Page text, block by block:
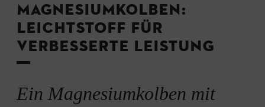
MAGNESIUMKOLBEN:
LEICHTSTOFF FÜR
VERBESSERTE LEISTUNG
Ein Magnesiumkolben mit
Neue Technologie: Magnesiumkolben
STIHL MS 400 C-M mit Magnesiumkolben
Zusammenfassung